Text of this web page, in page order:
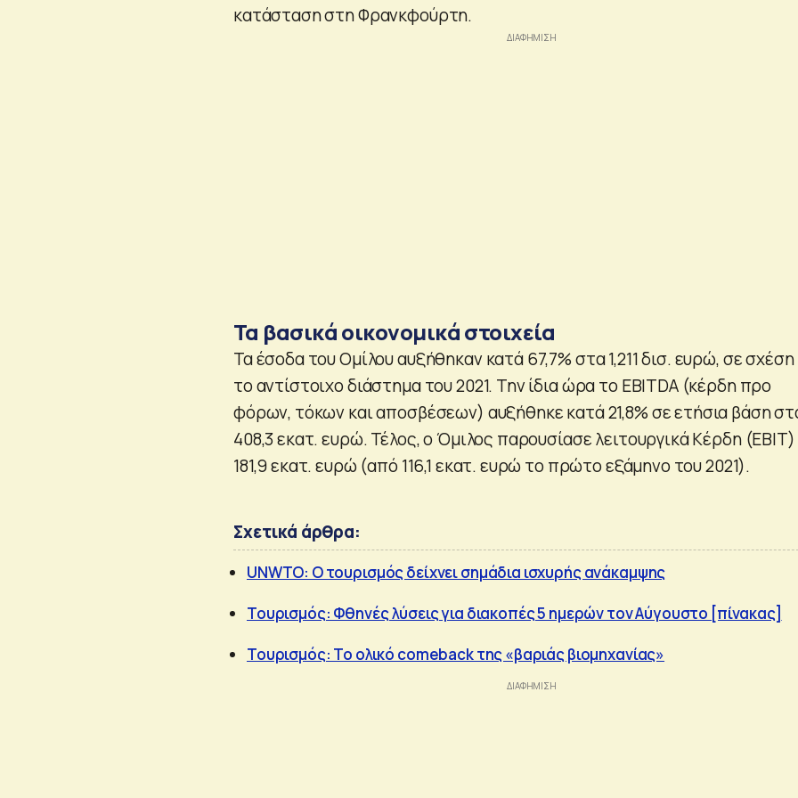
κατάσταση στη Φρανκφούρτη.
Τα βασικά οικονομικά στοιχεία
Τα έσοδα του Ομίλου αυξήθηκαν κατά 67,7% στα 1,211 δισ. ευρώ, σε σχέση
το αντίστοιχο διάστημα του 2021. Την ίδια ώρα το EBITDA (κέρδη προ
φόρων, τόκων και αποσβέσεων) αυξήθηκε κατά 21,8% σε ετήσια βάση
408,3 εκατ. ευρώ. Τέλος, ο Όμιλος παρουσίασε λειτουργικά Κέρδη (EBIT)
181,9 εκατ. ευρώ (από 116,1 εκατ. ευρώ το πρώτο εξάμηνο του 2021).
Σχετικά άρθρα:
UNWTO: Ο τουρισμός δείχνει σημάδια ισχυρής ανάκαμψης
Τουρισμός: Φθηνές λύσεις για διακοπές 5 ημερών τον Αύγουστο [πίνακας]
Τουρισμός: Το ολικό comeback της «βαριάς βιομηχανίας»